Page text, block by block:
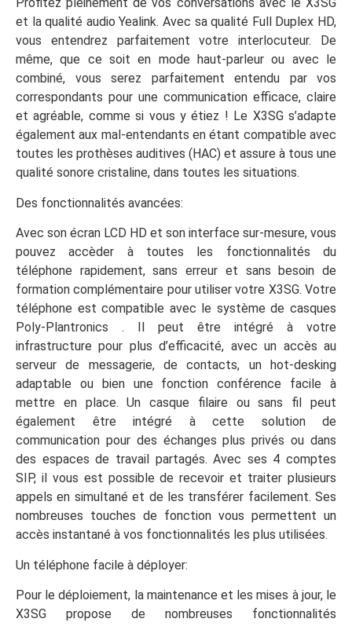
Profitez pleinement de vos conversations avec le X3SG
et la qualité audio Yealink. Avec sa qualité Full Duplex HD,
vous entendrez parfaitement votre interlocuteur. De
même, que ce soit en mode haut-parleur ou avec le
combiné, vous serez parfaitement entendu par vos
correspondants pour une communication efficace, claire
et agréable, comme si vous y étiez ! Le X3SG s’adapte
également aux mal-entendants en étant compatible avec
toutes les prothèses auditives (HAC) et assure à tous une
qualité sonore cristaline, dans toutes les situations.
Des fonctionnalités avancées:
Avec son écran LCD HD et son interface sur-mesure, vous
pouvez accèder à toutes les fonctionnalités du
téléphone rapidement, sans erreur et sans besoin de
formation complémentaire pour utiliser votre X3SG. Votre
téléphone est compatible avec le système de casques
Poly-Plantronics . Il peut être intégré à votre
infrastructure pour plus d’efficacité, avec un accès au
serveur de messagerie, de contacts, un hot-desking
adaptable ou bien une fonction conférence facile à
mettre en place. Un casque filaire ou sans fil peut
également être intégré à cette solution de
communication pour des échanges plus privés ou dans
des espaces de travail partagés. Avec ses 4 comptes
SIP, il vous est possible de recevoir et traiter plusieurs
appels en simultané et de les transférer facilement. Ses
nombreuses touches de fonction vous permettent un
accès instantané à vos fonctionnalités les plus utilisées.
Un téléphone facile à déployer:
Pour le déploiement, la maintenance et les mises à jour, le
X3SG propose de nombreuses fonctionnalités